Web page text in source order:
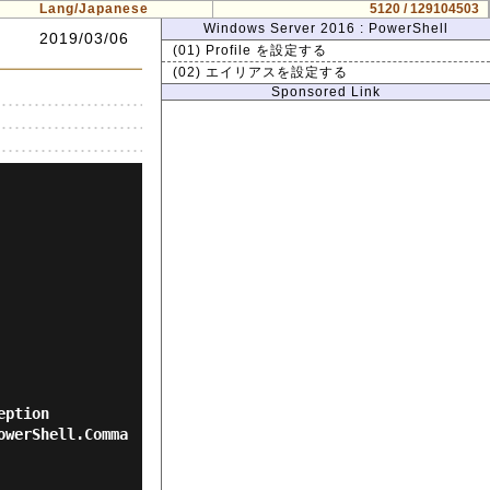
Lang/Japanese
5120 / 129104503
2019/03/06
Windows Server 2016 : PowerShell
(01) Profile を設定する
(02) エイリアスを設定する
Sponsored Link